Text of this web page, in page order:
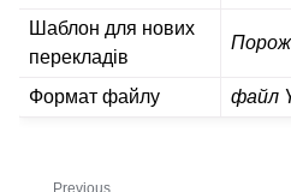
Шаблон для нових
перекладів
Формат файлу файл